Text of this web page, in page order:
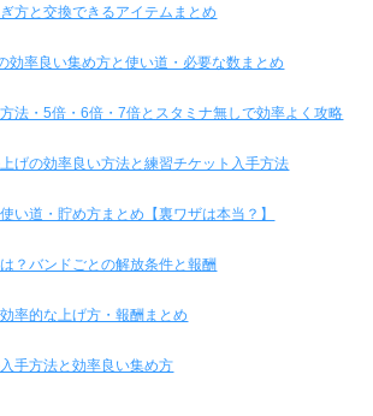
方と交換できるアイテムまとめ
効率良い集め方と使い道・必要な数まとめ
法・5倍・6倍・7倍とスタミナ無しで効率よく攻略
げの効率良い方法と練習チケット入手方法
い道・貯め方まとめ【裏ワザは本当？】
？バンドごとの解放条件と報酬
率的な上げ方・報酬まとめ
手方法と効率良い集め方